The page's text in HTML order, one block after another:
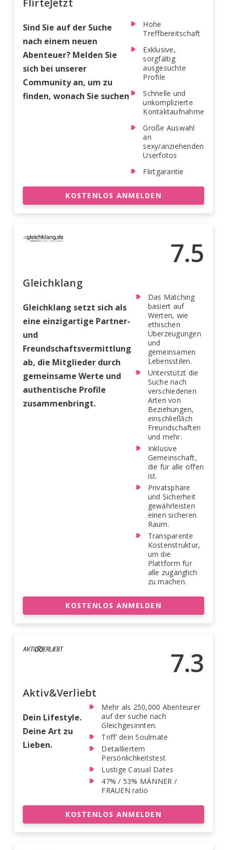
FlirteJetzt
Sind Sie auf der Suche
nach einem neuen
Abenteuer? Melden Sie
sich bei unserer
Community an, um zu
finden, wonach Sie suchen
Hohe
Treffbereitschaft
Exklusive,
sorgfältig
ausgesuchte
Profile
Schnelle und
unkomplizierte
Kontaktaufnahme
Große Auswahl
an
sexy/anziehenden
Userfotos
Flirtgarantie
KOSTENLOS ANMELDEN
7.5
Gleichklang
Gleichklang setzt sich als
eine einzigartige Partner-
und
Freundschaftsvermittlung
ab, die Mitglieder durch
gemeinsame Werte und
authentische Profile
zusammenbringt.
Das Matching
basiert auf
Werten, wie
ethischen
Überzeugungen
und
gemeinsamen
Lebensstilen.
Unterstützt die
Suche nach
verschiedenen
Arten von
Beziehungen,
einschließlich
Freundschaften
und mehr.
Inklusive
Gemeinschaft,
die für alle offen
ist.
Privatsphäre
und Sicherheit
gewährleisten
einen sicheren
Raum.
Transparente
Kostenstruktur,
um die
Plattform für
alle zugänglich
zu machen.
KOSTENLOS ANMELDEN
7.3
Aktiv&Verliebt
Dein Lifestyle.
Deine Art zu
Lieben.
Mehr als 250,000 Abenteurer
auf der suche nach
Gleichgesinnten.
Triff’ dein Soulmate
Detailliertem
Persönlichkeitstest
Lustige Casual Dates
47% / 53% MÄNNER /
FRAUEN ratio
KOSTENLOS ANMELDEN